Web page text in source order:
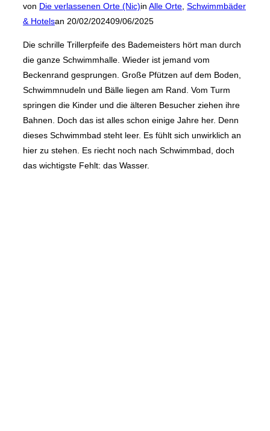
von Die verlassenen Orte (Nic)in Alle Orte Schwimmbäder
& Hotelsan Veröffentlicht
20/02/202409/06/2025
Die schrille Trillerpfeife des Bademeisters hört man durch
die ganze Schwimmhalle. Wieder ist jemand vom
Beckenrand gesprungen. Große Pfützen auf dem Boden,
Schwimmnudeln und Bälle liegen am Rand. Vom Turm
springen die Kinder und die älteren Besucher ziehen ihre
Bahnen. Doch das ist alles schon einige Jahre her. Denn
dieses Schwimmbad steht leer. Es fühlt sich unwirklich an
hier zu stehen. Es riecht noch nach Schwimmbad, doch
das wichtigste Fehlt: das Wasser.